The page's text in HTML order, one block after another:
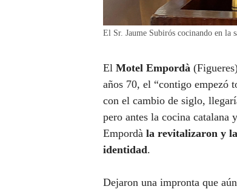
El Sr. Jaume Subirós cocinando en
El Motel Empordà
años 70, el “contigo empezó
con el cambio de siglo,
pero antes la cocina catalana
Empordà la revitalizaron y
identidad.
Dejaron una impronta que